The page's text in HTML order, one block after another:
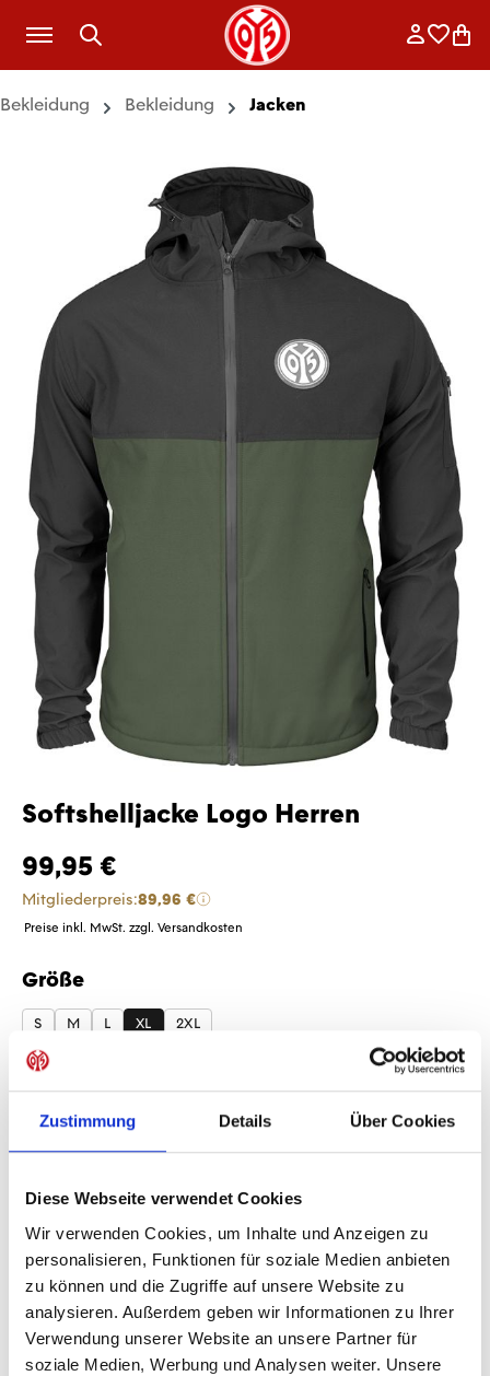
Zustimmung Details Über Cookies
Diese Webseite verwendet Cookies
Wir verwenden Cookies, um Inhalte und Anzeigen zu
personalisieren, Funktionen für soziale Medien anbieten
zu können und die Zugriffe auf unsere Website zu
analysieren. Außerdem geben wir Informationen zu Ihrer
Verwendung unserer Website an unsere Partner für
soziale Medien, Werbung und Analysen weiter. Unsere
Zum Hauptinhalt springen
Bekleidung Bekleidung Jacken
Softshelljacke Logo Herren
99,95 €
Mitgliederpreis:89,96 €
Preise inkl. MwSt. zzgl. Versandkosten
Größe
auswählen
S M L XL 2XL
Produkt Anzahl: Gib den gewünschten
Sofort verfügbar, Lieferzeit: 1-3 Tage
IN DEN WARENKORB
Produktdetails